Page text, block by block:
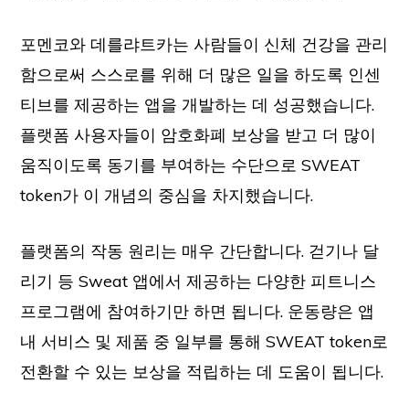
포멘코와 데를랴트카는 사람들이 신체 건강을 관리
함으로써 스스로를 위해 더 많은 일을 하도록 인센
티브를 제공하는 앱을 개발하는 데 성공했습니다.
플랫폼 사용자들이 암호화폐 보상을 받고 더 많이
움직이도록 동기를 부여하는 수단으로 SWEAT
token가 이 개념의 중심을 차지했습니다.
플랫폼의 작동 원리는 매우 간단합니다. 걷기나 달
리기 등 Sweat 앱에서 제공하는 다양한 피트니스
프로그램에 참여하기만 하면 됩니다. 운동량은 앱
내 서비스 및 제품 중 일부를 통해 SWEAT token로
전환할 수 있는 보상을 적립하는 데 도움이 됩니다.